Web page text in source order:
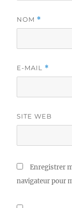
NOM *
E-MAIL *
SITE WEB
Enregistrer
navigateur pour